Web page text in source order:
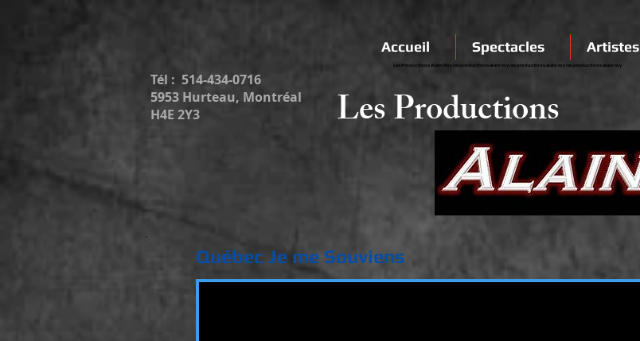
Accueil Spectacles Artistes
Les Productions Alain Roy les productions alain roy les productions alain roy les productions alain roy
Tél : 514-434-0716
5953 Hurteau, Montréal
H4E 2Y3
Les Productions
Québec Je me Souviens